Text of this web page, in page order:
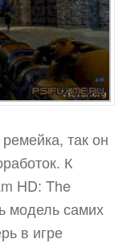
так он
К
HD: The
модель самих
в игре